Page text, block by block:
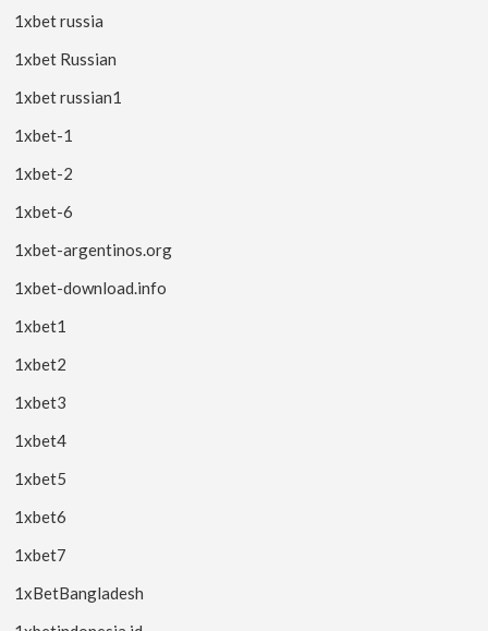
1xbet russia
1xbet Russian
1xbet russian1
1xbet-1
1xbet-2
1xbet-6
1xbet-argentinos.org
1xbet-download.info
1xbet1
1xbet2
1xbet3
1xbet4
1xbet5
1xbet6
1xbet7
1xBetBangladesh